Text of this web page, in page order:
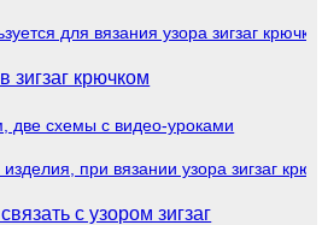
для вязания узора зигзаг
зигзаг крючком
две схемы с видео-уроками
при вязании узора зигзаг
с узором зигзаг